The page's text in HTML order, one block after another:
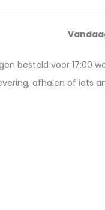
besteld voor 17:00
afhalen of iets